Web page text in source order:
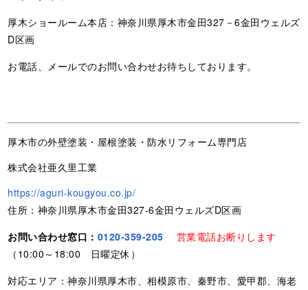
厚木ショールーム本店：神奈川県厚木市金田327－6金田ウェルズ
D区画
お電話、メールでのお問い合わせお待ちしております。
厚木市の外壁塗装・屋根塗装・防水リフォーム専門店
株式会社亜久里工業
https://aguri-kougyou.co.jp/
住所：神奈川県厚木市金田327-6金田ウェルズD区画
お問い合わせ窓口： 0120-359-205
営業電話お断りします
（10:00～18:00 日曜定休）
対応エリア：神奈川県厚木市、相模原市、秦野市、愛甲郡、海老